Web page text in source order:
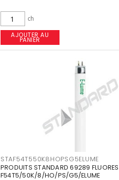
ch
AJOUTER AU
PANIER
STAF54T550K8HOPSG5ELUME
PRODUITS STANDARD 69289
F54T5/50K/8/HO/PS/G5/ELUME